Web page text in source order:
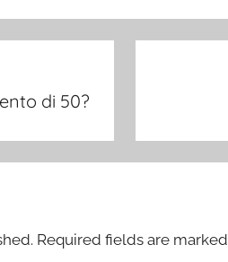
di 50?
Required fields are marked